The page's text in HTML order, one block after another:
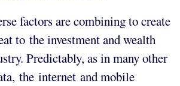
factors are combining to create
to the investment and wealth
Predictably, as in many other
the internet and mobile